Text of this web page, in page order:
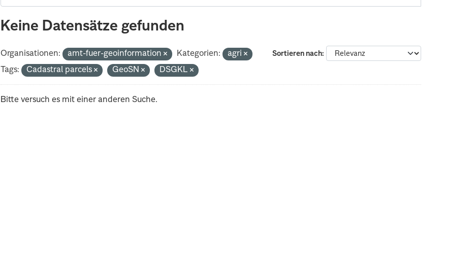
Keine Datensätze gefunden
Sortieren nach
Organisationen: amt-fuer-geoinformation Kategorien:
agri
Tags:
Cadastral parcels GeoSN DSGKL
Bitte versuch es mit einer anderen Suche.